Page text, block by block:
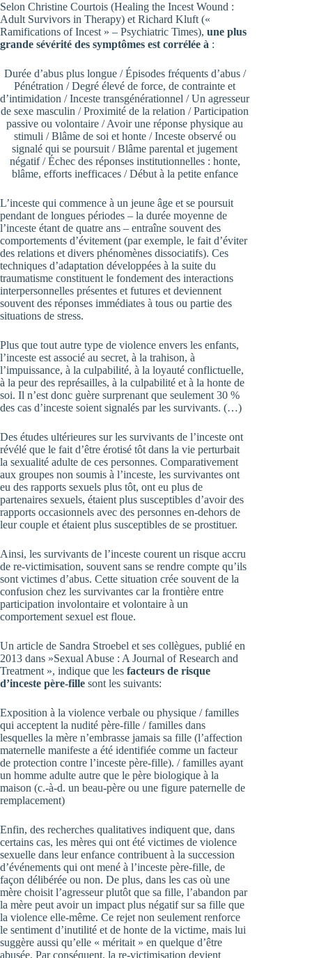
Selon Christine Courtois (Healing the Incest Wound :
Adult Survivors in Therapy) et Richard Kluft («
Ramifications of Incest » – Psychiatric Times), une plus
grande sévérité des symptômes est corrélée à :
Durée d’abus plus longue / Épisodes fréquents d’abus /
Pénétration / Degré élevé de force, de contrainte et
d’intimidation / Inceste transgénérationnel / Un agresseur
de sexe masculin / Proximité de la relation / Participation
passive ou volontaire / Avoir une réponse physique au
stimuli / Blâme de soi et honte / Inceste observé ou
signalé qui se poursuit / Blâme parental et jugement
négatif / Échec des réponses institutionnelles : honte,
blâme, efforts inefficaces / Début à la petite enfance
L’inceste qui commence à un jeune âge et se poursuit
pendant de longues périodes – la durée moyenne de
l’inceste étant de quatre ans – entraîne souvent des
comportements d’évitement (par exemple, le fait d’éviter
des relations et divers phénomènes dissociatifs). Ces
techniques d’adaptation développées à la suite du
traumatisme constituent le fondement des interactions
interpersonnelles présentes et futures et deviennent
souvent des réponses immédiates à tous ou partie des
situations de stress.
Plus que tout autre type de violence envers les enfants,
l’inceste est associé au secret, à la trahison, à
l’impuissance, à la culpabilité, à la loyauté conflictuelle,
à la peur des représailles, à la culpabilité et à la honte de
soi. Il n’est donc guère surprenant que seulement 30 %
des cas d’inceste soient signalés par les survivants. (…)
Des études ultérieures sur les survivants de l’inceste ont
révélé que le fait d’être érotisé tôt dans la vie perturbait
la sexualité adulte de ces personnes. Comparativement
aux groupes non soumis à l’inceste, les survivantes ont
eu des rapports sexuels plus tôt, ont eu plus de
partenaires sexuels, étaient plus susceptibles d’avoir des
rapports occasionnels avec des personnes en-dehors de
leur couple et étaient plus susceptibles de se prostituer.
Ainsi, les survivants de l’inceste courent un risque accru
de re-victimisation, souvent sans se rendre compte qu’ils
sont victimes d’abus. Cette situation crée souvent de la
confusion chez les survivantes car la frontière entre
participation involontaire et volontaire à un
comportement sexuel est floue.
Un article de Sandra Stroebel et ses collègues, publié en
2013 dans »Sexual Abuse : A Journal of Research and
Treatment », indique que les facteurs de risque
d’inceste père-fille sont les suivants:
Exposition à la violence verbale ou physique / familles
qui acceptent la nudité père-fille / familles dans
lesquelles la mère n’embrasse jamais sa fille (l’affection
maternelle manifeste a été identifiée comme un facteur
de protection contre l’inceste père-fille). / familles ayant
un homme adulte autre que le père biologique à la
maison (c.-à-d. un beau-père ou une figure paternelle de
remplacement)
Enfin, des recherches qualitatives indiquent que, dans
certains cas, les mères qui ont été victimes de violence
sexuelle dans leur enfance contribuent à la succession
d’événements qui ont mené à l’inceste père-fille, de
façon délibérée ou non. De plus, dans les cas où une
mère choisit l’agresseur plutôt que sa fille, l’abandon par
la mère peut avoir un impact plus négatif sur sa fille que
la violence elle-même. Ce rejet non seulement renforce
le sentiment d’inutilité et de honte de la victime, mais lui
suggère aussi qu’elle « méritait » en quelque d’être
abusée. Par conséquent, la re-victimisation devient